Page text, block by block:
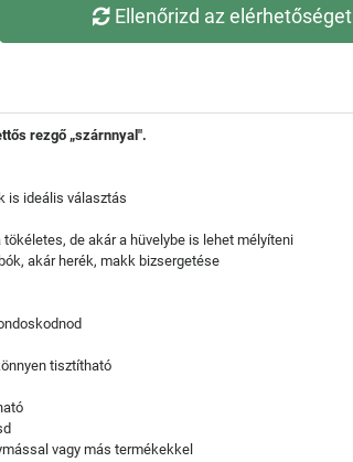
Ellenőrizd az elérhetőséget
rezgő „szárnnyal".
is ideális választás
de akár a hüvelybe is lehet mélyíteni
akár herék, makk bizsergetése
tisztítható
vagy más termékekkel